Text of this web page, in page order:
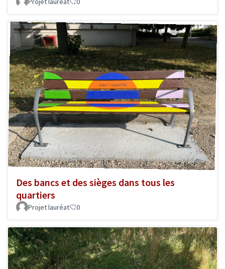
Des bancs et des sièges dans tous les
quartiers
Projet lauréat 0